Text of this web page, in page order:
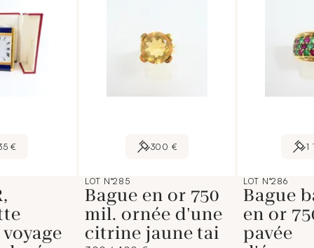
€ 300 €
LOT N°285
Bague en or 750
mil. ornée d'une
citrine jaune tai
1
LOT N°286
Bague
en or
pavée